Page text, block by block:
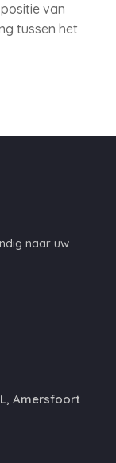
van
tussen het
naar uw
Amersfoort